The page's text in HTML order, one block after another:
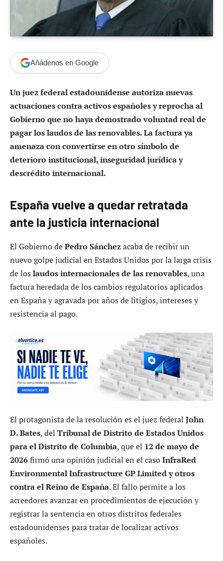
Añádenos en Google
Un juez federal estadounidense autoriza nuevas
actuaciones contra activos españoles y reprocha al
Gobierno que no haya demostrado voluntad real de
pagar los laudos de las renovables. La factura ya
amenaza con convertirse en otro símbolo de
deterioro institucional, inseguridad jurídica y
descrédito internacional.
España vuelve a quedar retratada
ante la justicia internacional
El Gobierno dePedro Sánchezacaba de recibir un
nuevo golpe judicial en Estados Unidos por la larga crisis
de los laudos internacionales de las renovables, una
factura heredada de los cambios regulatorios aplicados
en España y agravada por años de litigios, intereses y
resistencia al pago.
El protagonista de la resolución es el juez federal John
D. Bates, del Tribunal de Distrito de Estados Unidos
para el Distrito de Columbia, que el 12 de mayo de
2026firmó una opinión judicial en el casoInfraRed
Environmental Infrastructure GP Limited y otros
contra el Reino de España. El fallo permite a los
acreedores avanzar en procedimientos de ejecución y
registrar la sentencia en otros distritos federales
estadounidenses para tratar de localizar activos
españoles.